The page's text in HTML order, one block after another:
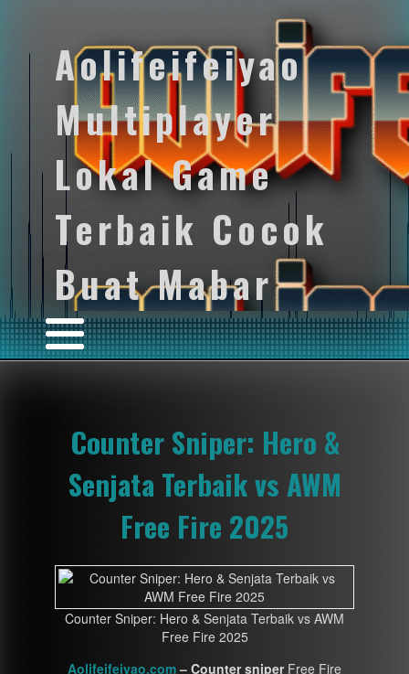
Aolifeifeiyao
Multiplayer
Lokal Game
Terbaik Cocok
Buat Mabar
Counter Sniper: Hero &
Senjata Terbaik vs AWM
Free Fire 2025
Counter Sniper: Hero & Senjata Terbaik vs AWM
Free Fire 2025
Aolifeifeiyao.com– Counter sniperFree Fire